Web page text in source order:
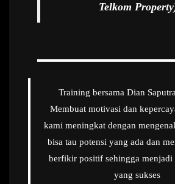
Telkom
Training bersama Dian
Membuat motivasi dan
kami meningkat dengan
bisa tau potensi yang ada dan
berfikir positif sehingga menjadi
yang sukses